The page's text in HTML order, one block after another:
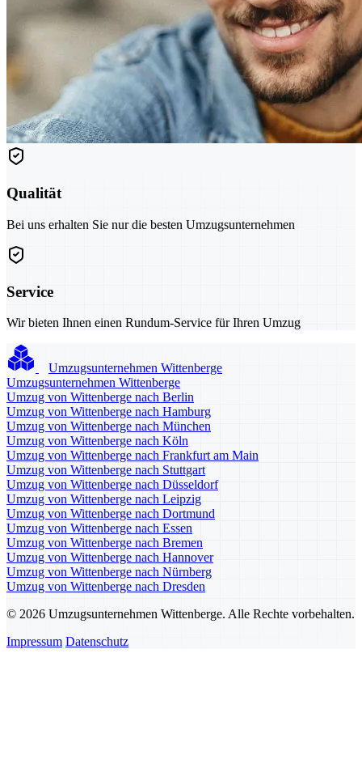
Qualität
Bei uns erhalten Sie nur die besten Umzugsunternehmen
Service
Wir bieten Ihnen einen Rundum-Service für Ihren Umzug
Umzugsunternehmen Wittenberge
Umzugsunternehmen Wittenberge
Umzug von Wittenberge nach Berlin
Umzug von Wittenberge nach Hamburg
Umzug von Wittenberge nach München
Umzug von Wittenberge nach Köln
Umzug von Wittenberge nach Frankfurt am Main
Umzug von Wittenberge nach Stuttgart
Umzug von Wittenberge nach Düsseldorf
Umzug von Wittenberge nach Leipzig
Umzug von Wittenberge nach Dortmund
Umzug von Wittenberge nach Essen
Umzug von Wittenberge nach Bremen
Umzug von Wittenberge nach Hannover
Umzug von Wittenberge nach Nürnberg
Umzug von Wittenberge nach Dresden
© 2026 Umzugsunternehmen Wittenberge. Alle Rechte vorbehalten.
Impressum Datenschutz